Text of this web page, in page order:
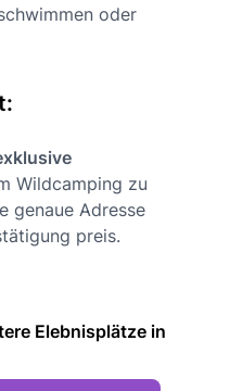
oder
Wildcamping zu
genaue Adresse
preis.
Elebnisplätze in